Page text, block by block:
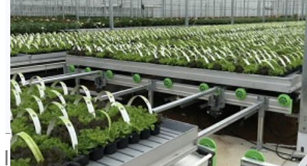
Drugi Proizvodi od Seminis
Linkovi